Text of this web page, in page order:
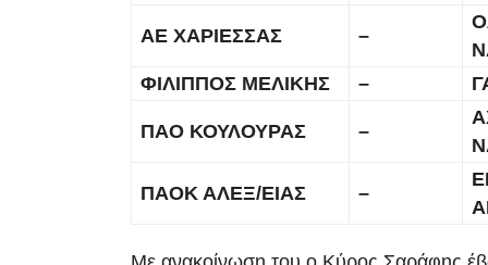
ΑΕ ΧΑΡΙΕΣΣΑΣ –
ΦΙΛΙΠΠΟΣ ΜΕΛΙΚΗΣ
–
ΠΑΟ ΚΟΥΛΟΥΡΑΣ –
ΠΑΟΚ ΑΛΕΞ/ΕΙΑΣ –